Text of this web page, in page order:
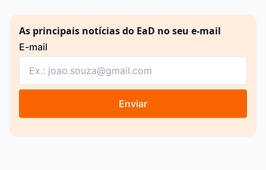
As principais notícias do EaD no seu e-mail
E-mail
Enviar